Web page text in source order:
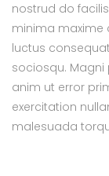
nostrud do
minima maxime
luctus
sociosqu.
anim ut error
exercitation
malesuada